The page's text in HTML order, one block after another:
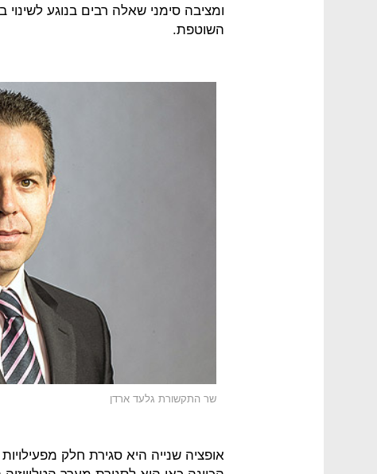
ומציבה סימני שאלה רבים בנוגע
השוטפת.
שר התקשורת גלעד ארדן
אופציה שנייה היא סגירת חלק